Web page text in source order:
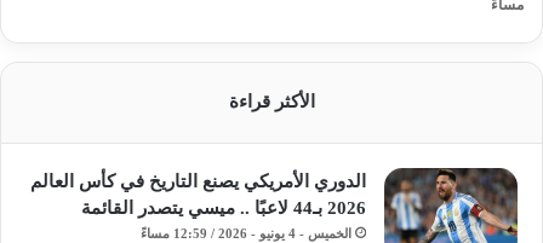
مساءً
الأكثر قراءة
الدوري الأمريكي يصنع التاريخ في كأس العالم
2026 بـ44 لاعبًا .. ميسي يتصدر القائمة
الخميس - 4 يونيو - 2026 / 12:59 مساءً